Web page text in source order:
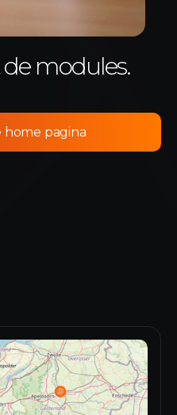
modules.
home pagina